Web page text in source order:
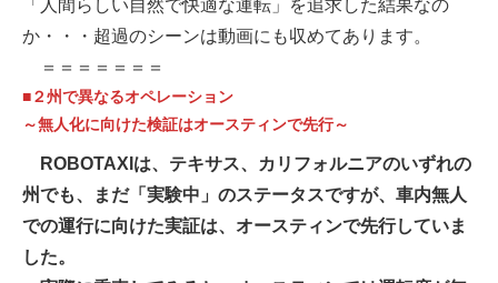
「人間らしい自然で快適な運転」を追求した結果なの
か・・・超過のシーンは動画にも収めてあります。
＝＝＝＝＝＝＝
■２州で異なるオペレーション
～無人化に向けた検証はオースティンで先行～
ROBOTAXIは、テキサス、カリフォルニアのいずれの
州でも、まだ「実験中」のステータスですが、車内無人
での運行に向けた実証は、オースティンで先行していま
した。